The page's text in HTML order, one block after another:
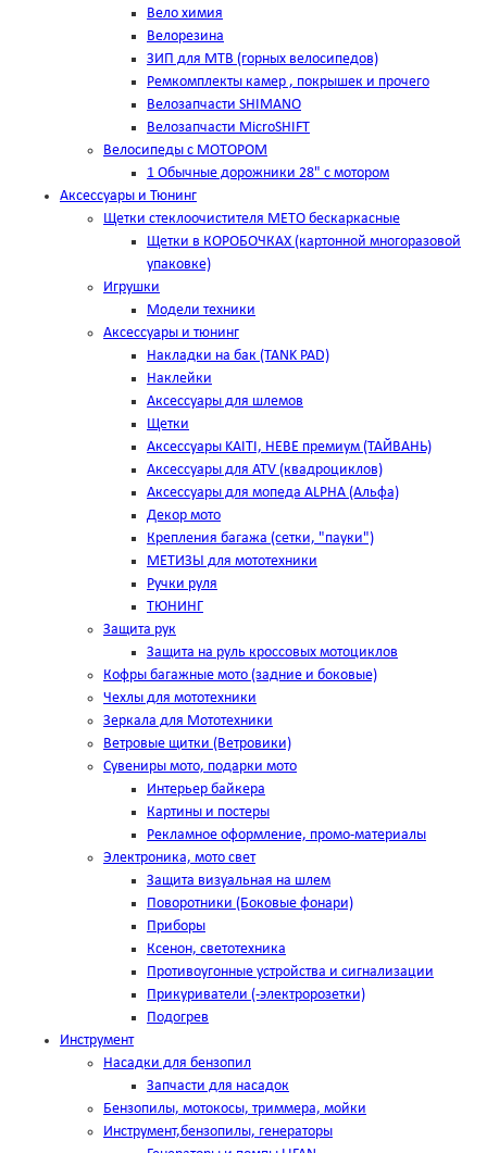
Вело химия
Велорезина
ЗИП для MTB (горных велосипедов)
Ремкомплекты камер , покрышек и прочего
Велозапчасти SHIMANO
Велозапчасти MicroSHIFT
Велосипеды с МОТОРОМ
1 Обычные дорожники 28" с мотором
Аксессуары и Тюнинг
Щетки стеклоочистителя METO бескаркасные
Щетки в КОРОБОЧКАХ (картонной многоразовой
упаковке)
Игрушки
Модели техники
Аксессуары и тюнинг
Накладки на бак (TANK PAD)
Наклейки
Аксессуары для шлемов
Щетки
Аксессуары KAITI, HEBE премиум (ТАЙВАНЬ)
Аксессуары для ATV (квадроциклов)
Аксессуары для мопеда ALPHA (Альфа)
Декор мото
Крепления багажа (сетки, "пауки")
МЕТИЗЫ для мототехники
Ручки руля
ТЮНИНГ
Защита рук
Защита на руль кроссовых мотоциклов
Кофры багажные мото (задние и боковые)
Чехлы для мототехники
Зеркала для Мототехники
Ветровые щитки (Ветровики)
Сувениры мото, подарки мото
Интерьер байкера
Картины и постеры
Рекламное оформление, промо-материалы
Электроника, мото свет
Защита визуальная на шлем
Поворотники (Боковые фонари)
Приборы
Ксенон, светотехника
Противоугонные устройства и сигнализации
Прикуриватели (-электророзетки)
Подогрев
Инструмент
Насадки для бензопил
Запчасти для насадок
Бензопилы, мотокосы, триммера, мойки
Инструмент,бензопилы, генераторы